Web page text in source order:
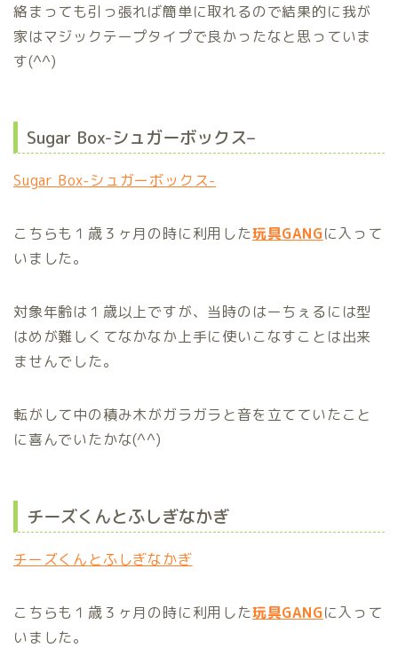
絡まっても引っ張れば簡単に取れるので結果的に我が
家はマジックテープタイプで良かったなと思っていま
す(^^)
Sugar Box-シュガーボックス–
Sugar Box-シュガーボックス-
こちらも１歳３ヶ月の時に利用した玩具GANGに入って
いました。
対象年齢は１歳以上ですが、当時のはーちぇるには型
はめが難しくてなかなか上手に使いこなすことは出来
ませんでした。
転がして中の積み木がガラガラと音を立てていたこと
に喜んでいたかな(^^)
チーズくんとふしぎなかぎ
チーズくんとふしぎなかぎ
こちらも１歳３ヶ月の時に利用した玩具GANGに入って
いました。